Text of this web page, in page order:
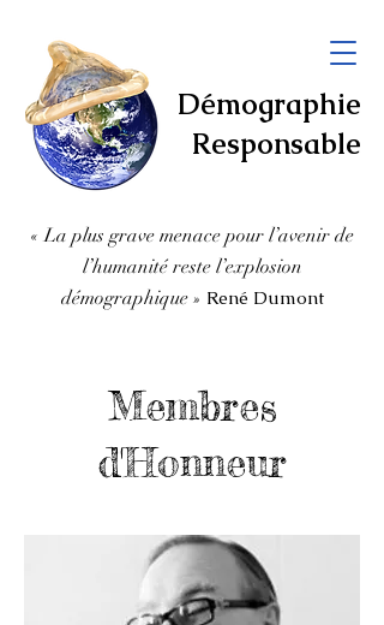
Démographie
Responsable
« La plus grave menace pour l’avenir de
l’humanité reste l’explosion
démographique » René Dumont
Membres
d'Honneur